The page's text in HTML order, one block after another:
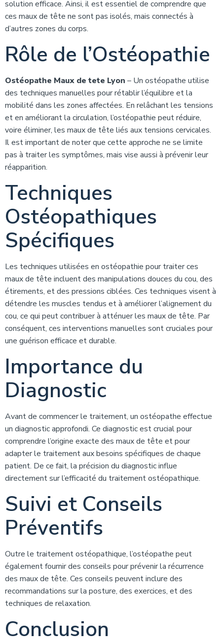
solution efficace. Ainsi, il est essentiel de comprendre que
ces maux de tête ne sont pas isolés, mais connectés à
d’autres zones du corps.
Rôle de l’Ostéopathie
Ostéopathe Maux de tete Lyon – Un ostéopathe utilise
des techniques manuelles pour rétablir l’équilibre et la
mobilité dans les zones affectées. En relâchant les tensions
et en améliorant la circulation, l’ostéopathie peut réduire,
voire éliminer, les maux de tête liés aux tensions cervicales.
Il est important de noter que cette approche ne se limite
pas à traiter les symptômes, mais vise aussi à prévenir leur
réapparition.
Techniques
Ostéopathiques
Spécifiques
Les techniques utilisées en ostéopathie pour traiter ces
maux de tête incluent des manipulations douces du cou, des
étirements, et des pressions ciblées. Ces techniques visent à
détendre les muscles tendus et à améliorer l’alignement du
cou, ce qui peut contribuer à atténuer les maux de tête. Par
conséquent, ces interventions manuelles sont cruciales pour
une guérison efficace et durable.
Importance du
Diagnostic
Avant de commencer le traitement, un ostéopathe effectue
un diagnostic approfondi. Ce diagnostic est crucial pour
comprendre l’origine exacte des maux de tête et pour
adapter le traitement aux besoins spécifiques de chaque
patient. De ce fait, la précision du diagnostic influe
directement sur l’efficacité du traitement ostéopathique.
Suivi et Conseils
Préventifs
Outre le traitement ostéopathique, l’ostéopathe peut
également fournir des conseils pour prévenir la récurrence
des maux de tête. Ces conseils peuvent inclure des
recommandations sur la posture, des exercices, et des
techniques de relaxation.
Conclusion